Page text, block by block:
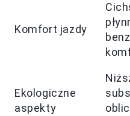
Komfort jazdy
Ekologiczne
aspekty